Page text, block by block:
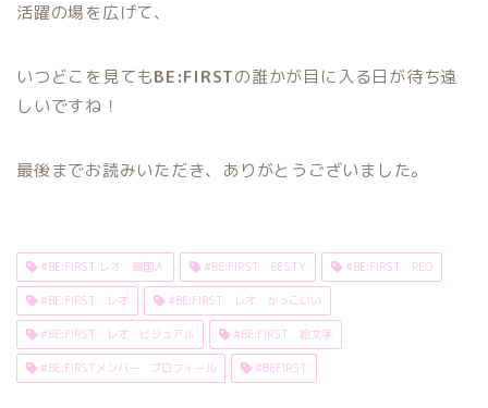
活躍の場を広げて、
いつどこを見てもBE:FIRSTの誰かが目に入る日が待ち遠
しいですね！
最後までお読みいただき、ありがとうございました。
#BE:FIRST レオ 韓国人 #BE:FIRST BESTY #BE:FIRST REO
#BE:FIRST レオ #BE:FIRST レオ かっこいい
#BE:FIRST レオ ビジュアル #BE:FIRST 絵文字
#BE:FIRSTメンバー プロフィール #BEFIRST